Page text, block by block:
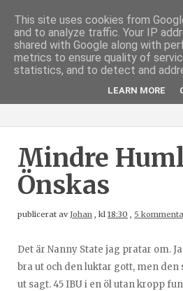
Mindre
Önskas
publicerat avJohan , kl 18:30 , 5
Det är Nanny State jag pratar om.
bra ut och den luktar gott, men
ut sagt. 45 IBU i en öl utan kropp
This site uses cookies from
and to analyze traffic. Your IP
shared with Google along with
metrics to ensure quality of
statistics, and to detect and
LEARN MORE